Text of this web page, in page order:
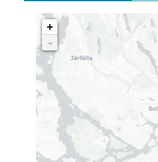
+
-